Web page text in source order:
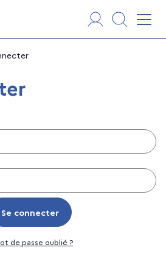
connecter
Se connecter
de passe oublié ?